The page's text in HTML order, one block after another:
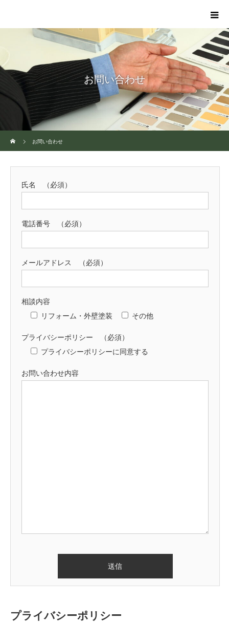
お問い合わせ
お問い合わせ
氏名 （必須）
電話番号 （必須）
メールアドレス （必須）
相談内容
リフォーム・外壁塗装
その他
プライバシーポリシー （必須）
プライバシーポリシーに同意する
お問い合わせ内容
プライバシーポリシー